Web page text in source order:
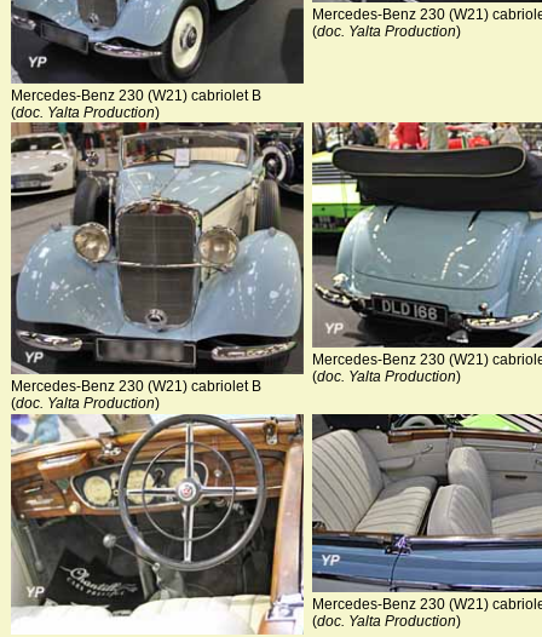
Mercedes-Benz 230 (W21) cabriolet B
(doc. Yalta Production)
Mercedes-Benz 230 (W21)
(doc. Yalta Production)
Mercedes-Benz 230 (W21) cabriolet B
(doc. Yalta Production)
Mercedes-Benz 230 (W21)
(doc. Yalta Production)
Mercedes-Benz 230 (W21)
(doc. Yalta Production)